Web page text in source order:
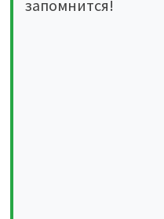
запомнится!